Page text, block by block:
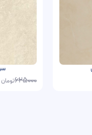
625000تومان